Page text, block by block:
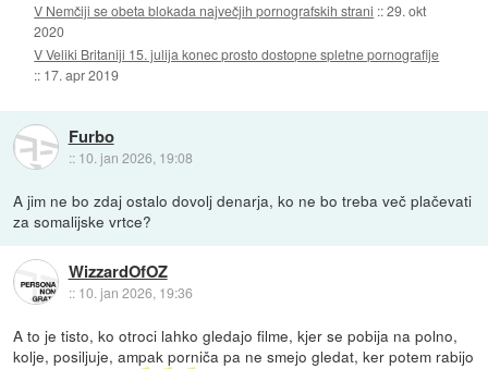
V Nemčiji se obeta blokada največjih pornografskih strani ::29. okt
2020
V Veliki Britaniji 15. julija konec prosto dostopne spletne pornografije
:: 17. apr 2019
Furbo
:: 10. jan 2026, 19:08
A jim ne bo zdaj ostalo dovolj denarja, ko ne bo treba več plačevati
za somalijske vrtce?
WizzardOfOZ
:: 10. jan 2026, 19:36
A to je tisto, ko otroci lahko gledajo filme, kjer se pobija na polno,
kolje, posiljuje, ampak porniča pa ne smejo gledat, ker potem rabijo